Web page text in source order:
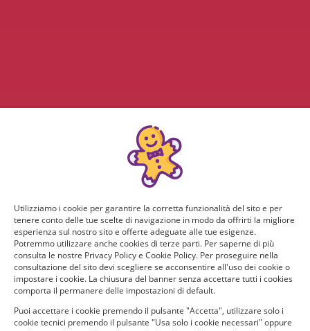
Utilizziamo i cookie per garantire la corretta funzionalità del sito e per
tenere conto delle tue scelte di navigazione in modo da offrirti la migliore
esperienza sul nostro sito e offerte adeguate alle tue esigenze.
Potremmo utilizzare anche cookies di terze parti. Per saperne di più
consulta le nostre Privacy Policy e Cookie Policy. Per proseguire nella
consultazione del sito devi scegliere se acconsentire all'uso dei cookie o
impostare i cookie. La chiusura del banner senza accettare tutti i cookies
comporta il permanere delle impostazioni di default.
Puoi accettare i cookie premendo il pulsante "Accetta", utilizzare solo i
cookie tecnici premendo il pulsante "Usa solo i cookie necessari" oppure